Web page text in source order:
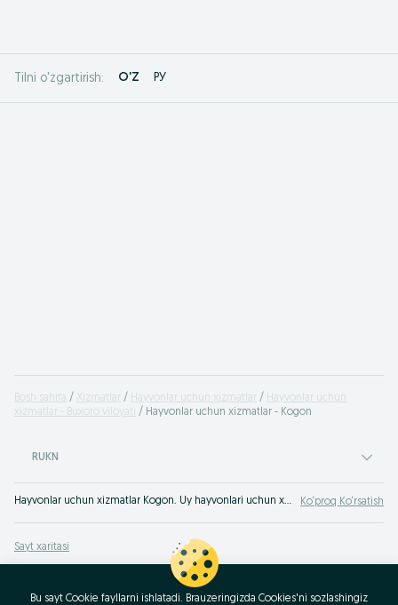
Tilni o'zgartirish: O'Z РУ
Bosh sahifa Xizmatlar Hayvonlar uchun xizmatlar
Hayvonlar uchun
xizmatlar - Buxoro viloyati
Hayvonlar uchun xizmatlar - Kogon
RUKN
Hayvonlar uchun xizmatlar Kogon. Uy hayvonlari uchun xizmatlarni OLX.uz Kogon da buyurtma qiling! Ko‘proq Ko‘rsatish
Sayt xaritasi
Biznes-sahifa xaritasi
Bu sayt Cookie fayllarni ishlatadi. Brauzeringizda Cookies'ni sozlashingiz